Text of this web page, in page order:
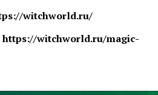
witchworld.ru/
https://witchworld.ru/magic-